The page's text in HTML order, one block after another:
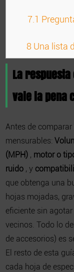
7.1
8 Una lista
La
vale la pena
Antes de
mensurables:
(MPH) , motor o
ruido , y
que obtenga una
hojas mojadas,
eficiente sin
vecinos. Todo lo
de accesorios) es
El resto de esta
cada hoja de